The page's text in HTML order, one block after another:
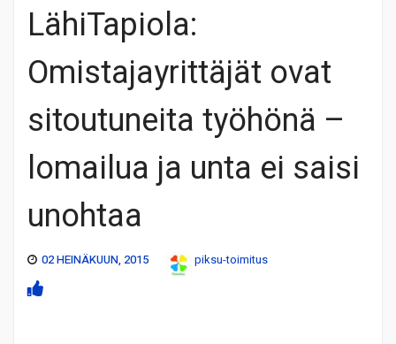
LähiTapiola:
Omistajayrittäjät ovat
sitoutuneita työhönä –
lomailua ja unta ei saisi
unohtaa
02 HEINÄKUUN, 2015 piksu-toimitus